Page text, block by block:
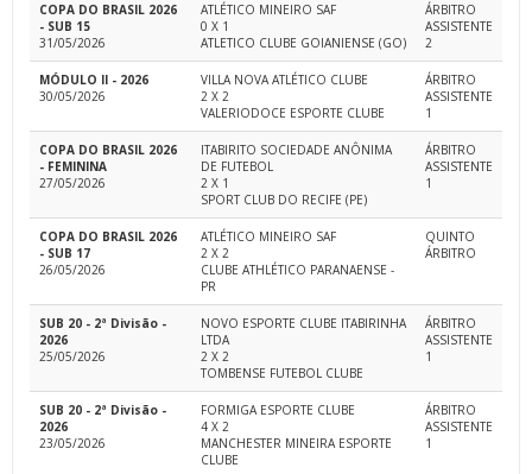
COPA DO BRASIL 2026
- SUB 15
31/05/2026
ATLÉTICO MINEIRO SAF
0 X 1
ATLETICO CLUBE GOIANIENSE (GO)
ÁRBITRO
ASSISTENTE
2
MÓDULO II - 2026
30/05/2026
VILLA NOVA ATLÉTICO CLUBE
2 X 2
VALERIODOCE ESPORTE CLUBE
ÁRBITRO
ASSISTENTE
1
COPA DO BRASIL 2026
- FEMININA
27/05/2026
ITABIRITO SOCIEDADE ANÔNIMA
DE FUTEBOL
2 X 1
SPORT CLUB DO RECIFE (PE)
ÁRBITRO
ASSISTENTE
1
COPA DO BRASIL 2026
- SUB 17
26/05/2026
ATLÉTICO MINEIRO SAF
2 X 2
CLUBE ATHLÉTICO PARANAENSE -
PR
QUINTO
ÁRBITRO
SUB 20 - 2ª Divisão -
2026
25/05/2026
NOVO ESPORTE CLUBE ITABIRINHA
LTDA
2 X 2
TOMBENSE FUTEBOL CLUBE
ÁRBITRO
ASSISTENTE
1
SUB 20 - 2ª Divisão -
2026
23/05/2026
FORMIGA ESPORTE CLUBE
4 X 2
MANCHESTER MINEIRA ESPORTE
CLUBE
ÁRBITRO
ASSISTENTE
1